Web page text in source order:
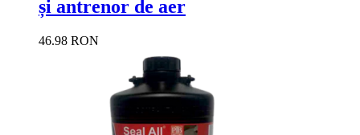
și antrenor de aer
46.98 RON